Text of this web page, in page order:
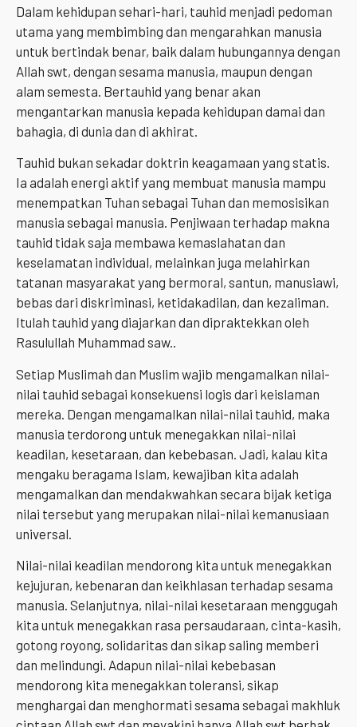
Dalam kehidupan sehari-hari, tauhid menjadi pedoman
utama yang membimbing dan mengarahkan manusia
untuk bertindak benar, baik dalam hubungannya dengan
Allah swt, dengan sesama manusia, maupun dengan
alam semesta. Bertauhid yang benar akan
mengantarkan manusia kepada kehidupan damai dan
bahagia, di dunia dan di akhirat.
Tauhid bukan sekadar doktrin keagamaan yang statis.
Ia adalah energi aktif yang membuat manusia mampu
menempatkan Tuhan sebagai Tuhan dan memosisikan
manusia sebagai manusia. Penjiwaan terhadap makna
tauhid tidak saja membawa kemaslahatan dan
keselamatan individual, melainkan juga melahirkan
tatanan masyarakat yang bermoral, santun, manusiawi,
bebas dari diskriminasi, ketidakadilan, dan kezaliman.
Itulah tauhid yang diajarkan dan dipraktekkan oleh
Rasulullah Muhammad saw..
Setiap Muslimah dan Muslim wajib mengamalkan nilai-
nilai tauhid sebagai konsekuensi logis dari keislaman
mereka. Dengan mengamalkan nilai-nilai tauhid, maka
manusia terdorong untuk menegakkan nilai-nilai
keadilan, kesetaraan, dan kebebasan. Jadi, kalau kita
mengaku beragama Islam, kewajiban kita adalah
mengamalkan dan mendakwahkan secara bijak ketiga
nilai tersebut yang merupakan nilai-nilai kemanusiaan
universal.
Nilai-nilai keadilan mendorong kita untuk menegakkan
kejujuran, kebenaran dan keikhlasan terhadap sesama
manusia. Selanjutnya, nilai-nilai kesetaraan menggugah
kita untuk menegakkan rasa persaudaraan, cinta-kasih,
gotong royong, solidaritas dan sikap saling memberi
dan melindungi. Adapun nilai-nilai kebebasan
mendorong kita menegakkan toleransi, sikap
menghargai dan menghormati sesama sebagai makhluk